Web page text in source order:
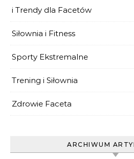
i Trendy dla Facetów
Siłownia i Fitness
Sporty Ekstremalne
Trening i Siłownia
Zdrowie Faceta
ARCHIWUM